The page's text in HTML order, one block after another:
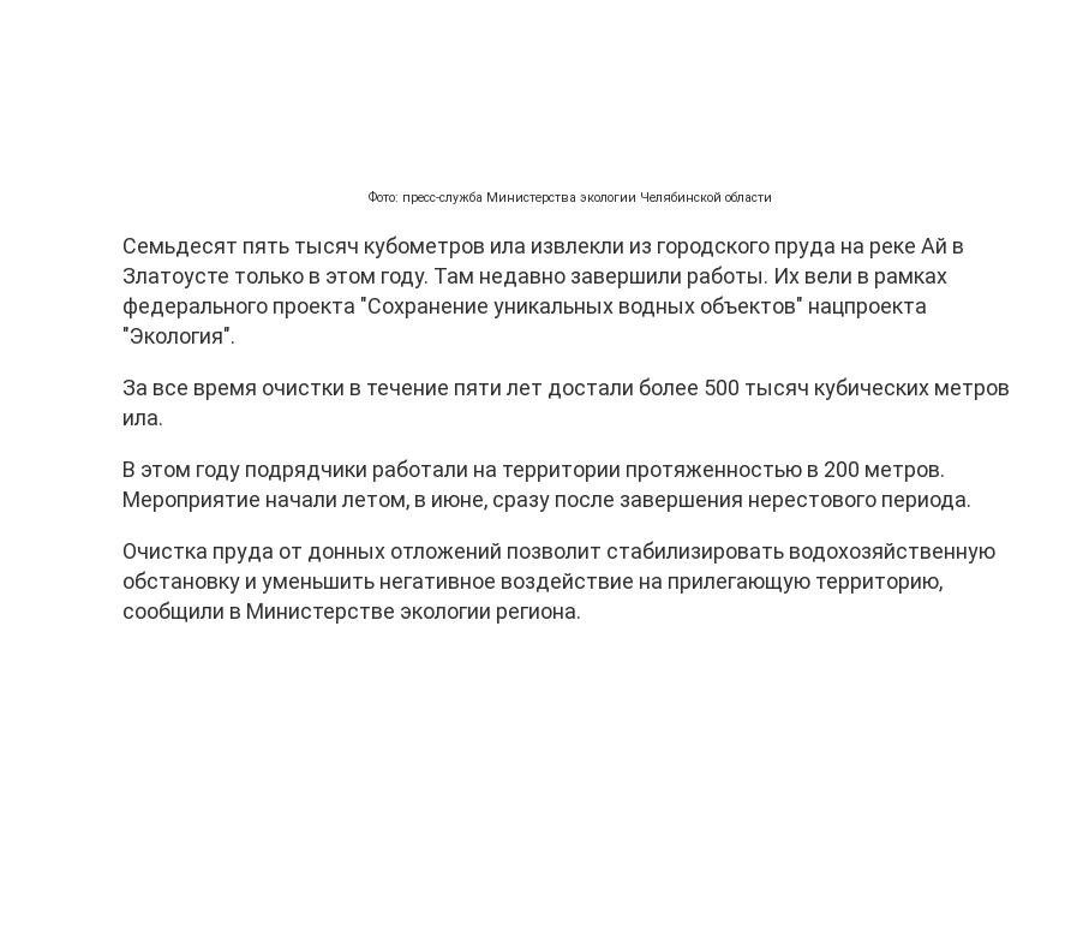
Фото: пресс-служба Министерства экологии Челябинской области
Семьдесят пять тысяч кубометров ила извлекли из городского пруда на реке Ай в
Златоусте только в этом году. Там недавно завершили работы. Их вели в рамках
федерального проекта "Сохранение уникальных водных объектов" нацпроекта
"Экология".
За все время очистки в течение пяти лет достали более 500 тысяч кубических метров
ила.
В этом году подрядчики работали на территории протяженностью в 200 метров.
Мероприятие начали летом, в июне, сразу после завершения нерестового периода.
Очистка пруда от донных отложений позволит стабилизировать водохозяйственную
обстановку и уменьшить негативное воздействие на прилегающую территорию,
сообщили в Министерстве экологии региона.